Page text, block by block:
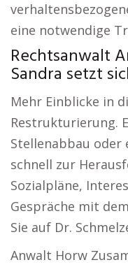
eine notwendige
Rechtsanwalt
Sandra setzt
Mehr Einblicke in
Restrukturierung.
Stellenabbau oder
schnell zur
Sozialpläne,
Gespräche mit
Sie auf Dr.
Anwalt Horw